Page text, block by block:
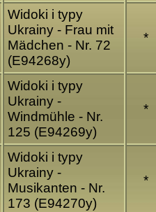
Widoki i typy
Ukrainy - Frau mit
Mädchen - Nr. 72
(E94268y)
*
Widoki i typy
Ukrainy -
Windmühle - Nr.
125 (E94269y)
*
Widoki i typy
Ukrainy -
Musikanten - Nr.
173 (E94270y)
*